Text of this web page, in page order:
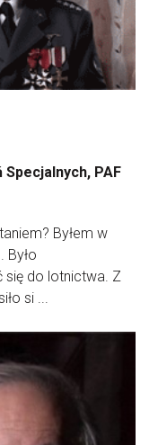
Specjalnych, PAF
Byłem w
Było
się do lotnictwa. Z
si ...